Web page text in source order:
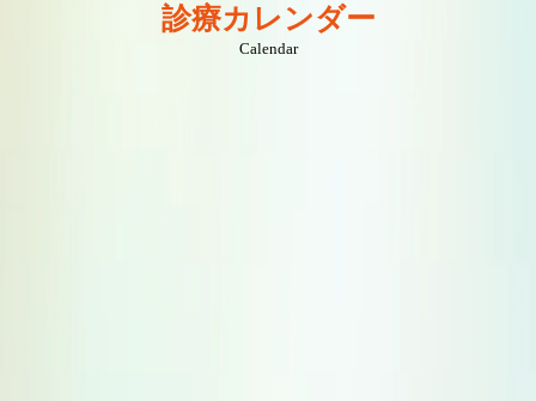
診療カレンダー
Calendar